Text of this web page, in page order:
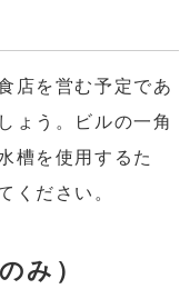
店を営む予定であ
ょう。ビルの一角
槽を使用するた
ください。
み）